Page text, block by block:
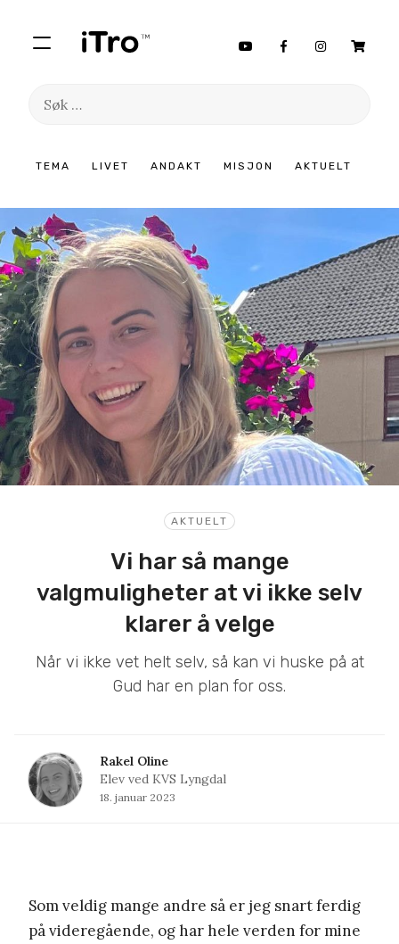
TEMA LIVET ANDAKT MISJON AKTUELT
Søk
innhold
AKTUELT
Vi har så mange
valgmuligheter at vi ikke selv
klarer å velge
Når vi ikke vet helt selv, så kan vi huske på at
Gud har en plan for oss.
Rakel Oline
Elev ved KVS Lyngdal
18. januar 2023
Som veldig mange andre så er jeg snart ferdig
på videregående, og har hele verden for mine